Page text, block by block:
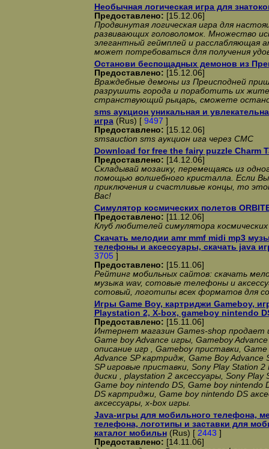
Необычная логическая игра для
Предоставлено: [15.12.06]
Продвинутая логическая игра для
развивающих головоломок. Множество
элегантный геймплей и расслабляющая
может потребоваться для получения
Останови беспощадных демонов из
Предоставлено: [15.12.06]
Враждебные демоны из Преисподней
разрушить города и поработить их
странствующий рыцарь, сможете
sms аукцион уникальная и
игра(Rus) [ 9497 ]
Предоставлено: [15.12.06]
smsauction sms аукцион ига через СМС
Download for free the fairy puzzle Charm
Предоставлено: [14.12.06]
Складывай мозаику, перемещаясь из
помощью волшебного кристалла. Если
приключения и счастливые концы, то
Вас!
Симулятор космических полетов
Предоставлено: [11.12.06]
Клуб любителей симулятора
Скачать мелодии amr mmf midi mp3
телефоны и аксессуары, скачать java
3705 ]
Предоставлено: [15.11.06]
Рейтинг мобильных сайтов: скачать
музыка wav, сотовые телефоны и
сотовый, логотипы всех форматов для
Игры Game Boy, картриджи Gameboy,
Playstation 2, X-box, gameboy nintendo
Предоставлено: [15.11.06]
Интернет магазин Games-shop продает
Game boy Advance игры, Gameboy
описание игр , Gameboy приставки,
Advance SP картридж, Game Boy Advance
SP игровые приставки, Sony Play Station
диски , playstation 2 аксессуары, Sony Play
Game boy nintendo DS, Game boy nintendo
DS картриджи, Game boy nintendo DS
аксессуары, x-box игры.
Java-игры для мобильного телефона,
телефона, логотипы и заставки для
каталог мобильн(Rus) [ 2443 ]
Предоставлено: [14.11.06]